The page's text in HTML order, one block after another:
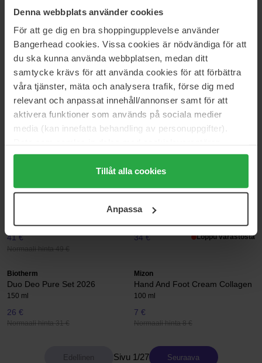
Denna webbplats använder cookies
För att ge dig en bra shoppingupplevelse använder
Bangerhead cookies. Vissa cookies är nödvändiga för att
du ska kunna använda webbplatsen, medan ditt
samtycke krävs för att använda cookies för att förbättra
våra tjänster, mäta och analysera trafik, förse dig med
relevant och anpassat innehåll/annonser samt för att
aktivera funktioner som används på sociala medier
media (kan innefatta behandling av personuppgifter).
Genom att trycka på "Tillåt alla cookies" accepterar du
alla cookies, medan du under "Detaljer" kan anpassa
användningen av cookies. Du kan när som helst återkalla
samt vår Integritetspolicy.
Tillåt alla cookies
Anpassa
Masvelt Advanced Body Shaping
Cream
200 ml
55 €
Normaali hinta
62 €
Loppu varastosta
Boss The Scent
150 ml
25 €
Normaali hinta 27 €
Molton Brown
Refined White Mulberry Fine
L'Occitane en Provence
Normaali hinta 30 €
41 €
Normaali hinta 49 €
Body Badalada
34 € Loppu varastosta
Biotherm
Duo Deo Pure Set 2026
150 ml
26 €
Normaali hinta 31 €
Mizon
Hand And Foot Cream Collagen
100 ml
7 €
Normaali hinta 8 €
Sivu 1/27 Seuraava